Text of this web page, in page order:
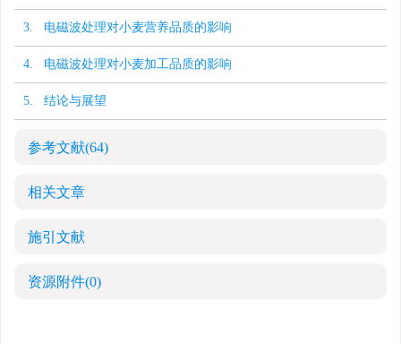
3. 电磁波处理对小麦营养品质的影响
4. 电磁波处理对小麦加工品质的影响
5. 结论与展望
参考文献(64)
相关文章
施引文献
资源附件(0)